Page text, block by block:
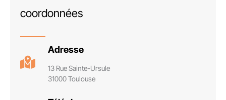
coordonnées
Adresse
13 Rue Sainte-Ursule
31000 Toulouse